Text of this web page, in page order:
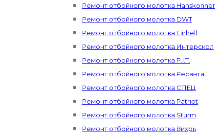
Ремонт отбойного молотка Hanskonner
Ремонт отбойного молотка DWT
Ремонт отбойного молотка Einhell
Ремонт отбойного молотка Интерскол
Ремонт отбойного молотка P.I.T.
Ремонт отбойного молотка Ресанта
Ремонт отбойного молотка СПЕЦ
Ремонт отбойного молотка Patriot
Ремонт отбойного молотка Sturm
Ремонт отбойного молотка Вихрь